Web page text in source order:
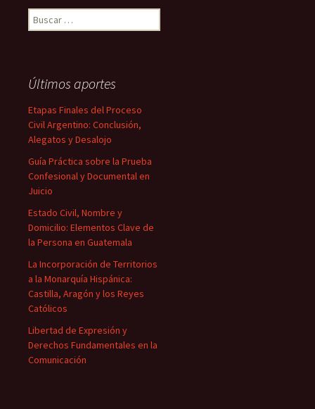
Buscar:
Últimos aportes
Etapas Finales del Proceso
Civil Argentino: Conclusión,
Alegatos y Desalojo
Guía Práctica sobre la Prueba
Confesional y Documental en
Juicio
Estado Civil, Nombre y
Domicilio: Elementos Clave de
la Persona en Guatemala
La Incorporación de Territorios
a la Monarquía Hispánica:
Castilla, Aragón y los Reyes
Católicos
Libertad de Expresión y
Derechos Fundamentales en la
Comunicación